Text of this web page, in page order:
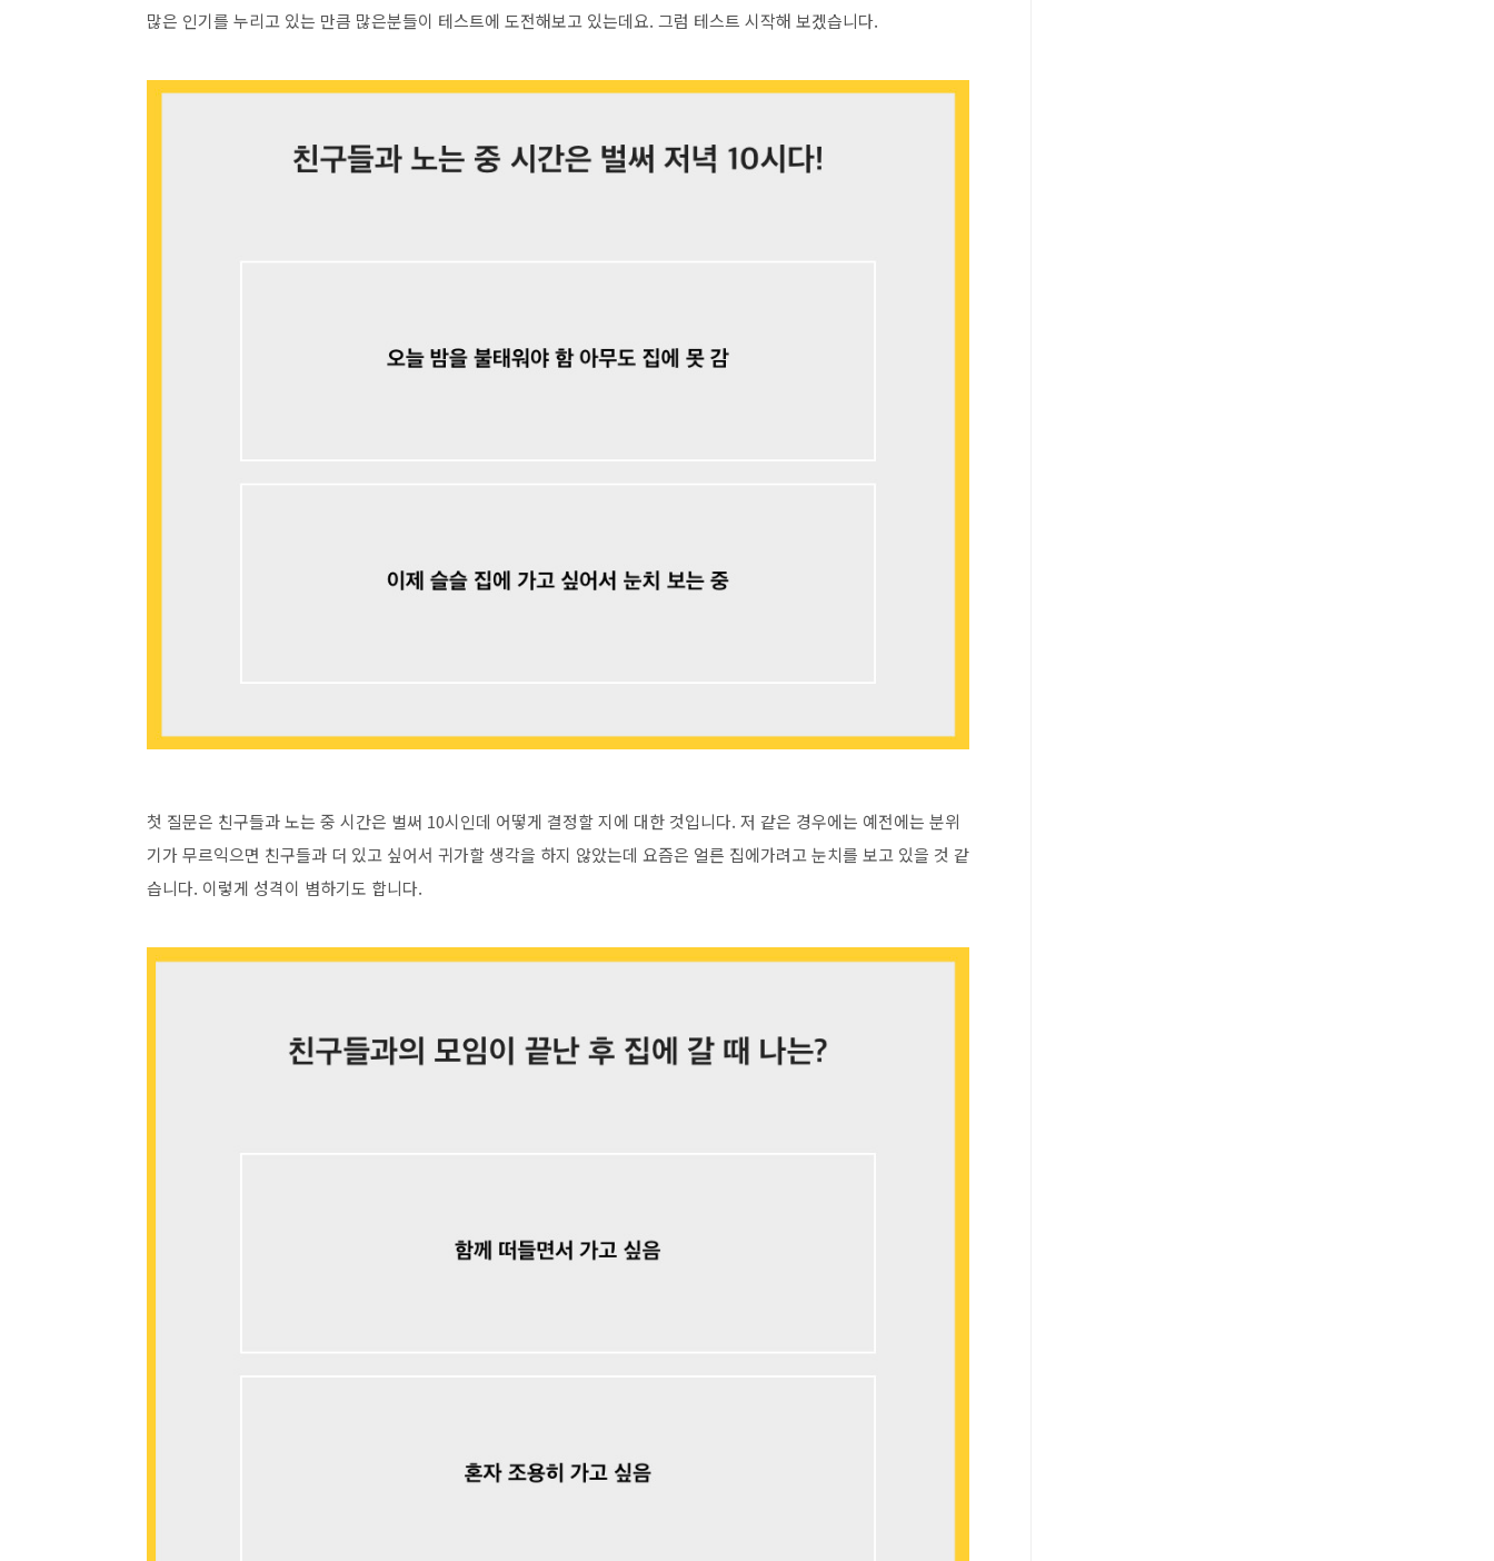
많은 인기를 누리고 있는 만큼 많은분들이 테스트에 도전해보고 있는데요. 그럼 테스트 시작해 보겠습니다.
첫 질문은 친구들과 노는 중 시간은 벌써 10시인데 어떻게 결정할 지에 대한 것입니다. 저 같은 경우에는 예전에는 분위
기가 무르익으면 친구들과 더 있고 싶어서 귀가할 생각을 하지 않았는데 요즘은 얼른 집에가려고 눈치를 보고 있을 것 같
습니다. 이렇게 성격이 볌하기도 합니다.